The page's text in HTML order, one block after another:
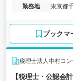
勤務地 東京都
ブックマ
税理士法人中村コ
【税理士・公認会